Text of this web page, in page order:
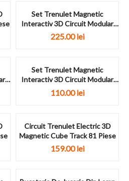
Set Trenulet Magnetic
Interactiv 3D Circuit Modular
Anti-Gravitatie 98...
225.00lei
Set Trenulet Magnetic
Interactiv 3D Circuit Modular
Anti-Gravitatie 23...
110.00lei
Circuit Trenulet Electric 3D
Magnetic Cube Track 81 Piese
159.00lei